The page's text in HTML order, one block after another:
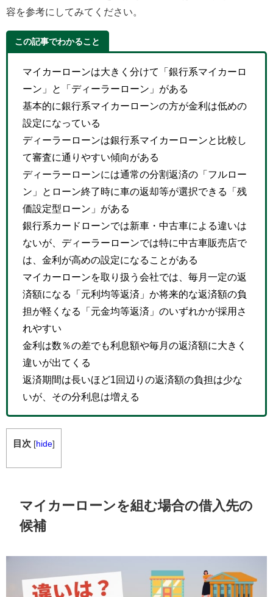
容を参考にしてみてください。
この記事でわかること
マイカーローンは大きく分けて「銀行系マイカーロ
ーン」と「ディーラーローン」がある
基本的に銀行系マイカーローンの方が金利は低めの
設定になっている
ディーラーローンは銀行系マイカーローンと比較し
て審査に通りやすい傾向がある
ディーラーローンには通常の分割返済の「フルロー
ン」とローン終了時に車の返却等が選択できる「残
価設定型ローン」がある
銀行系カードローンでは新車・中古車による違いは
ないが、ディーラーローンでは特に中古車販売店で
は、金利が高めの設定になることがある
マイカーローンを取り扱う会社では、毎月一定の返
済額になる「元利均等返済」か将来的な返済額の負
担が軽くなる「元金均等返済」のいずれかが採用さ
れやすい
金利は数％の差でも利息額や毎月の返済額に大きく
違いが出てくる
返済期間は長いほど1回辺りの返済額の負担は少な
いが、その分利息は増える
目次 [hide]
マイカーローンを組む場合の借入先の
候補